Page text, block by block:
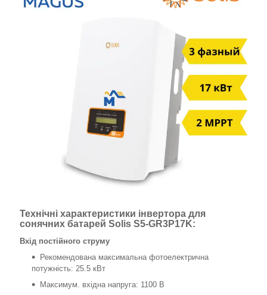
Технічні характеристики інвертора для
сонячних батарей Solis S5-GR3P17K:
Вхід постійного струму
Рекомендована максимальна фотоелектрична
потужність: 25.5 кВт
Максимум. вхідна напруга: 1100 В